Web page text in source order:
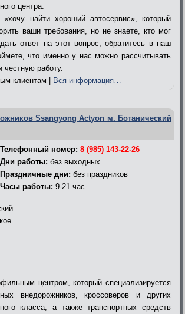
центра.
найти хороший автосервис», который
ваши требования, но не знаете, кто мог
ответ на этот вопрос, обратитесь в наш
что именно у нас можно рассчитывать
честную работу.
клиентам | Вся информация…
Ssangyong Actyon м. Ботанический
Телефонный номер: 8 (985) 143-22-26
Дни работы: без выходных
Праздничные дни: без праздников
Часы работы: 9-21 час.
центром, который специализируется
внедорожников, кроссоверов и других
класса, а также транспортных средств